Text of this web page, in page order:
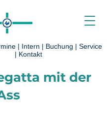
| Intern | Buchung | Service
| Kontakt
mit der